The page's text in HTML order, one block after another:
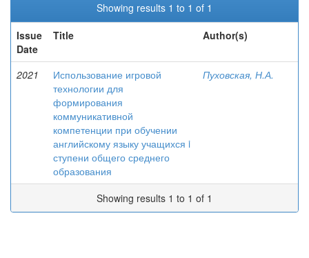
Showing results 1 to 1 of 1
Issue
Date
Title Author(s)
2021
Использование игровой
технологии для
формирования
коммуникативной
компетенции при обучении
английскому языку учащихся i
ступени общего среднего
образования
Пуховская, Н.А.
Showing results 1 to 1 of 1